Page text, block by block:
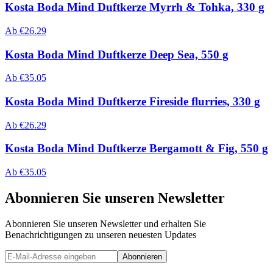
Kosta Boda Mind Duftkerze Myrrh & Tohka, 330 g
Ab €26.29
Kosta Boda Mind Duftkerze Deep Sea, 550 g
Ab €35.05
Kosta Boda Mind Duftkerze Fireside flurries, 330 g
Ab €26.29
Kosta Boda Mind Duftkerze Bergamott & Fig, 550 g
Ab €35.05
Abonnieren Sie unseren Newsletter
Abonnieren Sie unseren Newsletter und erhalten Sie
Benachrichtigungen zu unseren neuesten Updates
Abonnieren